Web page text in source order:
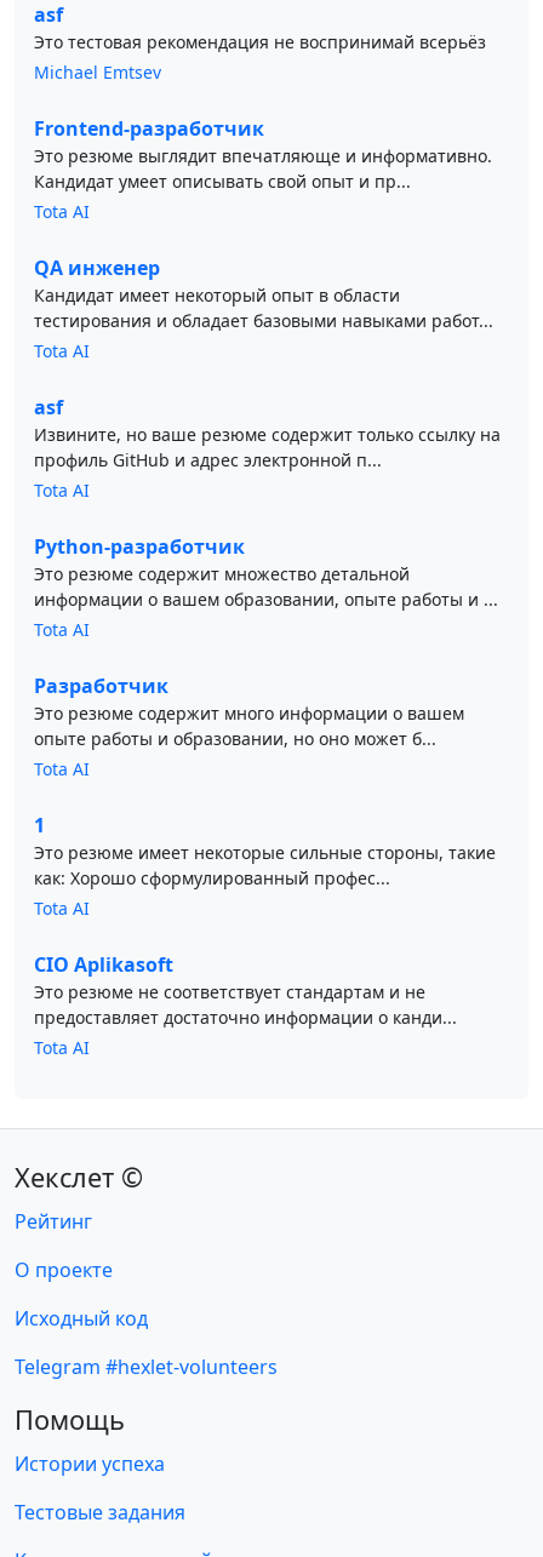
asf
Это тестовая рекомендация не воспринимай всерьёз
Michael Emtsev
Frontend-разработчик
Это резюме выглядит впечатляюще и информативно.
Кандидат умеет описывать свой опыт и пр...
Tota AI
QA инженер
Кандидат имеет некоторый опыт в области
тестирования и обладает базовыми навыками работ...
Tota AI
asf
Извините, но ваше резюме содержит только ссылку на
профиль GitHub и адрес электронной п...
Tota AI
Python-разработчик
Это резюме содержит множество детальной
информации о вашем образовании, опыте работы и ...
Tota AI
Разработчик
Это резюме содержит много информации о вашем
опыте работы и образовании, но оно может б...
Tota AI
1
Это резюме имеет некоторые сильные стороны, такие
как: Хорошо сформулированный профес...
Tota AI
CIO Aplikasoft
Это резюме не соответствует стандартам и не
предоставляет достаточно информации о канди...
Tota AI
Хекслет ©
Рейтинг
О проекте
Исходный код
Telegram #hexlet-volunteers
Помощь
Истории успеха
Тестовые задания